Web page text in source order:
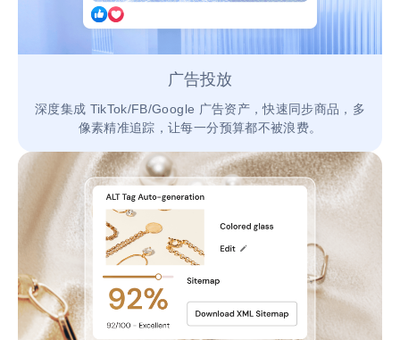
广告投放
深度集成 TikTok/FB/Google 广告资产，快速同步商品，多
像素精准追踪，让每一分预算都不被浪费。